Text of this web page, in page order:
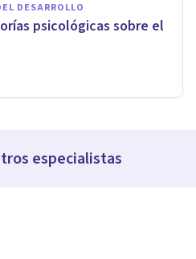
DESARROLLO
psicológicas sobre el
especialistas